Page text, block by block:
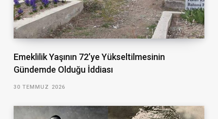
Emeklilik Yaşının 72’ye Yükseltilmesinin
Gündemde Olduğu İddiası
30 TEMMUZ 2026